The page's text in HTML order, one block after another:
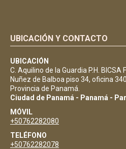
UBICACIÓN Y CONTACTO
UBICACIÓN
C. Aquilino de la Guardia P.H. BICSA
Nuñez de Balboa piso 34, oficina
Provincia de Panamá.
Ciudad de Panamá - Panamá -
MÓVIL
+50762282080
TELÉFONO
+50762282078